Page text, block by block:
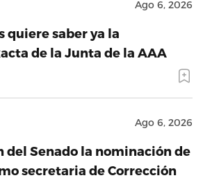
Ago 6, 2026
quiere saber ya la
de la Junta de la AAA
Ago 6, 2026
del Senado la nominación de
secretaria de Corrección